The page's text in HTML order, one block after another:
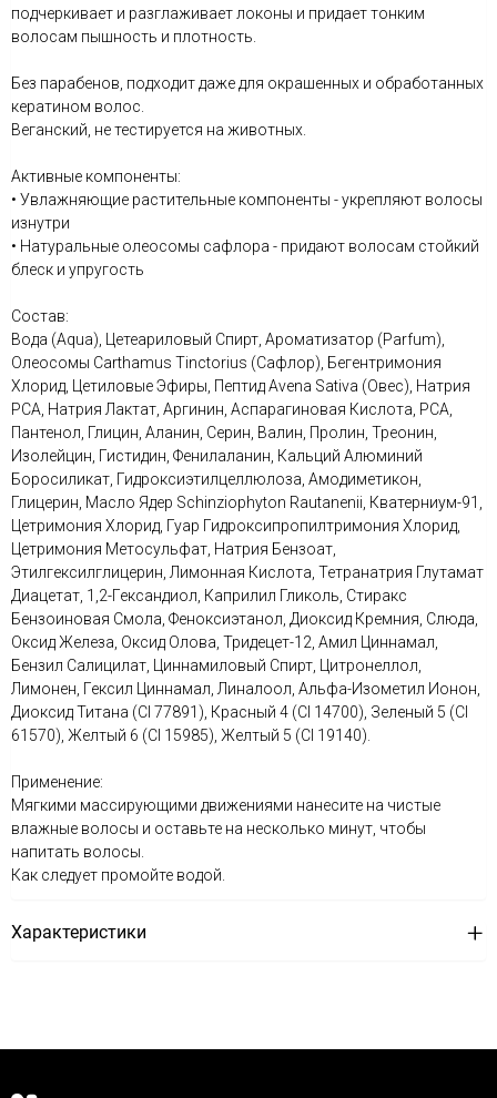
подчеркивает и разглаживает локоны и придает тонким
волосам пышность и плотность.
Без парабенов, подходит даже для окрашенных и обработанных
кератином волос.
Веганский, не тестируется на животных.
Активные компоненты:
• Увлажняющие растительные компоненты - укрепляют волосы
изнутри
• Натуральные олеосомы сафлора - придают волосам стойкий
блеск и упругость
Состав:
Вода (Aqua), Цетеариловый Спирт, Ароматизатор (Parfum),
Олеосомы Carthamus Tinctorius (Сафлор), Бегентримония
Хлорид, Цетиловые Эфиры, Пептид Avena Sativa (Овес), Натрия
PCA, Натрия Лактат, Аргинин, Аспарагиновая Кислота, PCA,
Пантенол, Глицин, Аланин, Серин, Валин, Пролин, Треонин,
Изолейцин, Гистидин, Фенилаланин, Кальций Алюминий
Боросиликат, Гидроксиэтилцеллюлоза, Амодиметикон,
Глицерин, Масло Ядер Schinziophyton Rautanenii, Кватерниум-91,
Цетримония Хлорид, Гуар Гидроксипропилтримония Хлорид,
Цетримония Метосульфат, Натрия Бензоат,
Этилгексилглицерин, Лимонная Кислота, Тетранатрия Глутамат
Диацетат, 1,2-Гександиол, Каприлил Гликоль, Стиракс
Бензоиновая Смола, Феноксиэтанол, Диоксид Кремния, Слюда,
Оксид Железа, Оксид Олова, Тридецет-12, Амил Циннамал,
Бензил Салицилат, Циннамиловый Спирт, Цитронеллол,
Лимонен, Гексил Циннамал, Линалоол, Альфа-Изометил Ионон,
Диоксид Титана (CI 77891), Красный 4 (CI 14700), Зеленый 5 (CI
61570), Желтый 6 (CI 15985), Желтый 5 (CI 19140).
Применение:
Мягкими массирующими движениями нанесите на чистые
влажные волосы и оставьте на несколько минут, чтобы
напитать волосы.
Как следует промойте водой.
Характеристики